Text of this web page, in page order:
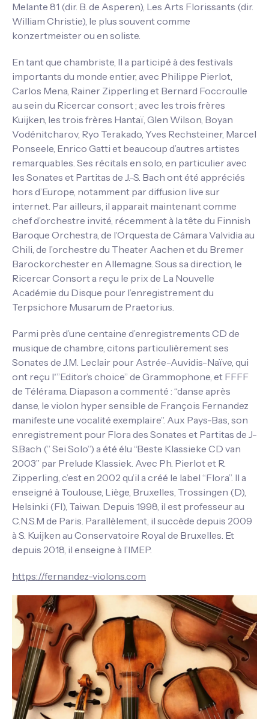
Melante 81 (dir. B. de Asperen), Les Arts Florissants (dir.
William Christie), le plus souvent comme
konzertmeister ou en soliste.
En tant que chambriste, Il a participé à des festivals
importants du monde entier, avec Philippe Pierlot,
Carlos Mena, Rainer Zipperling et Bernard Foccroulle
au sein du Ricercar consort ; avec les trois frères
Kuijken, les trois frères Hantaï, Glen Wilson, Boyan
Vodénitcharov, Ryo Terakado, Yves Rechsteiner, Marcel
Ponseele, Enrico Gatti et beaucoup d’autres artistes
remarquables. Ses récitals en solo, en particulier avec
les Sonates et Partitas de J.-S. Bach ont été appréciés
hors d’Europe, notamment par diffusion live sur
internet. Par ailleurs, il apparait maintenant comme
chef d’orchestre invité, récemment à la tête du Finnish
Baroque Orchestra, de l’Orquesta de Cámara Valvidia au
Chili, de l’orchestre du Theater Aachen et du Bremer
Barockorchester en Allemagne. Sous sa direction, le
Ricercar Consort a reçu le prix de La Nouvelle
Académie du Disque pour l’enregistrement du
Terpsichore Musarum de Praetorius.
Parmi près d’une centaine d’enregistrements CD de
musique de chambre, citons particulièrement ses
Sonates de J.M. Leclair pour Astrée-Auvidis-Naïve, qui
ont reçu l'”Editor’s choice” de Grammophone, et FFFF
de Télérama. Diapason a commenté : “danse après
danse, le violon hyper sensible de François Fernandez
manifeste une vocalité exemplaire”. Aux Pays-Bas, son
enregistrement pour Flora des Sonates et Partitas de J-
S.Bach (” Sei Solo”) a été élu “Beste Klassieke CD van
2003” par Prelude Klassiek. Avec Ph. Pierlot et R.
Zipperling, c’est en 2002 qu’il a créé le label “Flora”. Il a
enseigné à Toulouse, Liège, Bruxelles, Trossingen (D),
Helsinki (FI), Taiwan. Depuis 1998, il est professeur au
C.N.S.M de Paris. Parallèlement, il succède depuis 2009
à S. Kuijken au Conservatoire Royal de Bruxelles. Et
depuis 2018, il enseigne à l’IMEP.
https://fernandez-violons.com